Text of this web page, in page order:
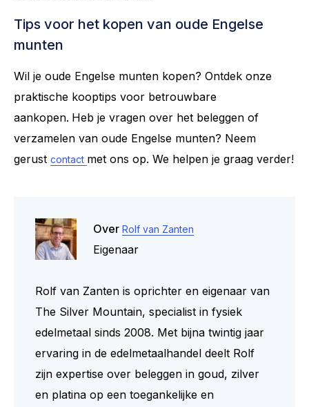
Tips voor het kopen van oude Engelse
munten
Wil je oude Engelse munten kopen? Ontdek onze
praktische kooptips voor betrouwbare
aankopen. Heb je vragen over het beleggen of
verzamelen van oude Engelse munten? Neem
gerust contact met ons op. We helpen je graag verder!
Over Rolf van Zanten
Eigenaar
Rolf van Zanten is oprichter en eigenaar van
The Silver Mountain, specialist in fysiek
edelmetaal sinds 2008. Met bijna twintig jaar
ervaring in de edelmetaalhandel deelt Rolf
zijn expertise over beleggen in goud, zilver
en platina op een toegankelijke en